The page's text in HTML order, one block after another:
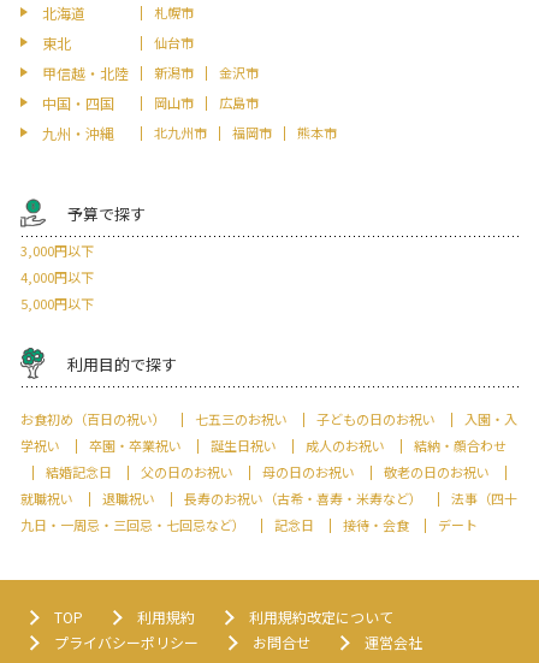
北海道 札幌市
東北 仙台市
甲信越・北陸 新潟市 金沢市
中国・四国 岡山市 広島市
九州・沖縄 北九州市 福岡市 熊本市
予算で探す
3,000円以下
4,000円以下
5,000円以下
利用目的で探す
お食初め（百日の祝い） 七五三のお祝い 子どもの日のお祝い
入園・入
学祝い
卒園・卒業祝い 誕生日祝い 成人のお祝い
結納・顔合わせ
結婚記念日
父の日のお祝い 母の日のお祝い
敬老の日のお祝い
就職祝い
退職祝い 長寿のお祝い（古希・喜寿・米寿など）
法事（四十
九日・一周忌・三回忌・七回忌など）
記念日 接待・会食 デート
TOP 利用規約
利用規約改定について
プライバシーポリシー
お問合せ 運営会社